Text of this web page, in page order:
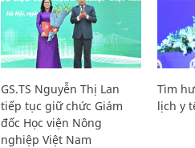
GS.TS Nguyễn Thị Lan
tiếp tục giữ chức Giám
đốc Học viện Nông
nghiệp Việt Nam
Tìm
lịch y